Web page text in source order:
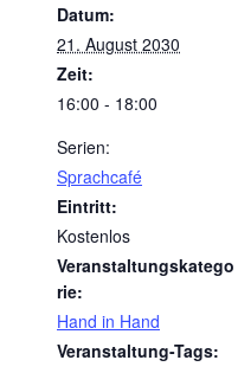
Datum:
21. August 2030
Zeit:
16:00 - 18:00
Serien:
Sprachcafé
Eintritt:
Kostenlos
Veranstaltungskatego
rie:
Hand in Hand
Veranstaltung-Tags: